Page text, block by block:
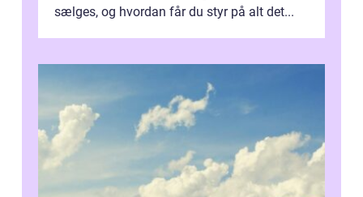
sælges, og hvordan får du styr på alt det...